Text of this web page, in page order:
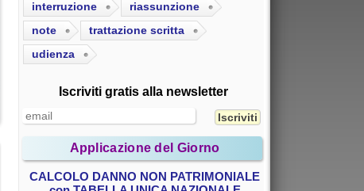
interruzione
riassunzione
note
trattazione scritta
udienza
Iscriviti gratis alla newsletter
Applicazione del Giorno
CALCOLO DANNO NON PATRIMONIALE